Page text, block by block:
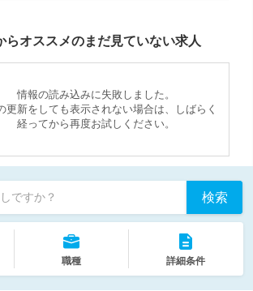
らオススメのまだ見ていない求人
情報の読み込みに失敗しました。
更新をしても表示されない場合は、しばらく
経ってから再度お試しください。
ですか？ 検索
職種 詳細条件